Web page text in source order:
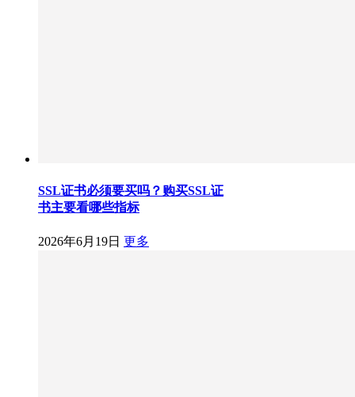
SSL证书必须要买吗？购买SSL证
书主要看哪些指标
2026年6月19日 更多